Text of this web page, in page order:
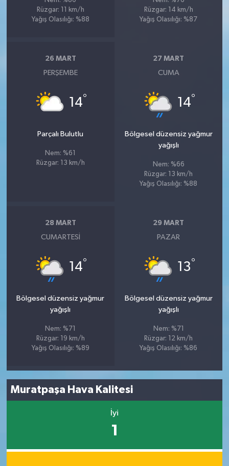
Rüzgar: 11 km/h
Yağış Olasılığı: %88
Rüzgar: 14 km/h
Yağış Olasılığı: %87
26 MART
PERŞEMBE
14°
Parçalı Bulutlu
Nem: %61
Rüzgar: 13 km/h
27 MART
CUMA
14°
Bölgesel düzensiz yağmur
yağışlı
Nem: %66
Rüzgar: 13 km/h
Yağış Olasılığı: %88
28 MART
CUMARTESI
14°
Bölgesel düzensiz yağmur
yağışlı
Nem: %71
Rüzgar: 19 km/h
Yağış Olasılığı: %89
29 MART
PAZAR
13°
Bölgesel düzensiz yağmur
yağışlı
Nem: %71
Rüzgar: 12 km/h
Yağış Olasılığı: %86
Muratpaşa Hava Kalitesi
İyi
1